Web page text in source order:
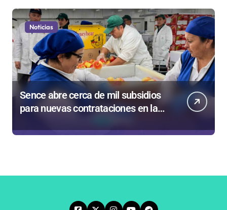
Noticias
Sence abre cerca de mil subsidios
para nuevas contrataciones en la